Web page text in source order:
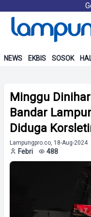
NEWS EKBIS SOSOK
Minggu
Bandar
Diduga
Lampungpro.co, 18-Aug-2024
Febri 488